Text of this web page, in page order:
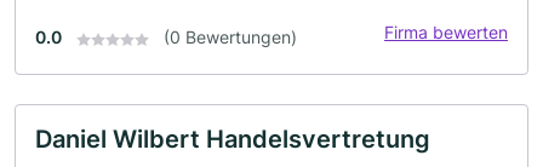
0.0 (0 Bewertungen) Firma bewerten
Daniel Wilbert Handelsvertretung